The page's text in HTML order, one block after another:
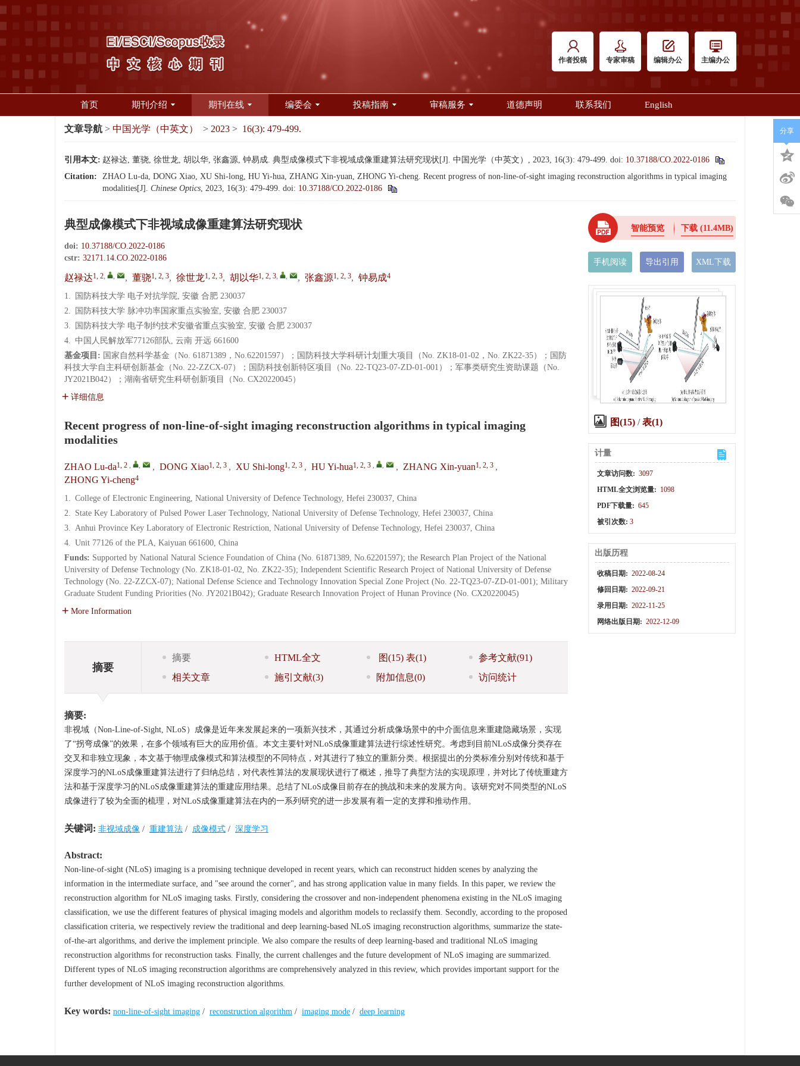
作者投稿 专家审稿 编辑办公 主编办公
首页 期刊介绍 期刊在线 编委会 投稿指南 审稿服务 道德声明 联系我们 English
文章导航 > 中国光学（中英文） > 2023 > 16(3): 479-499.
引用本文: 赵禄达, 董骁, 徐世龙, 胡以华, 张鑫源, 钟易成. 典型成像模式下非视域成像重建算法研究现状[J]. 中国光学（中英文）, 2023, 16(3): 479-499. doi: 10.37188/CO.2022-0186
Citation:
ZHAO Lu-da, DONG Xiao, XU Shi-long, HU Yi-hua, ZHANG Xin-yuan, ZHONG Yi-cheng. Recent progress of non-line-of-sight imaging reconstruction algorithms in typical imaging
modalities[J]. Chinese Optics, 2023, 16(3): 479-499. doi: 10.37188/CO.2022-0186
典型成像模式下非视域成像重建算法研究现状
doi: 10.37188/CO.2022-0186
cstr: 32171.14.CO.2022-0186
赵禄达1, 2, , , 董骁1, 2, 3, 徐世龙1, 2, 3, 胡以华1, 2, 3, , , 张鑫源1, 2, 3, 钟易成4
1.
国防科技大学 电子对抗学院, 安徽 合肥 230037
2.
国防科技大学 脉冲功率国家重点实验室, 安徽 合肥 230037
3.
国防科技大学 电子制约技术安徽省重点实验室, 安徽 合肥 230037
4. 中国人民解放军77126部队, 云南 开远 661600
基金项目: 国家自然科学基金（No. 61871389，No.62201597）；国防科技大学科研计划重大项目（No. ZK18-01-02，No. ZK22-35）；国防
科技大学自主科研创新基金（No. 22-ZZCX-07）；国防科技创新特区项目（No. 22-TQ23-07-ZD-01-001）；军事类研究生资助课题（No.
JY2021B042）；湖南省研究生科研创新项目（No. CX20220045）
详细信息
Recent progress of non-line-of-sight imaging reconstruction algorithms in typical imaging
modalities
ZHAO Lu-da1, 2 , , , DONG Xiao1, 2, 3 , XU Shi-long1, 2, 3 , HU Yi-hua1, 2, 3 , , , ZHANG Xin-yuan1, 2, 3 ,
ZHONG Yi-cheng4
1. College of Electronic Engineering, National University of Defence Technology, Hefei 230037, China
2. State Key Laboratory of Pulsed Power Laser Technology, National University of Defense Technology, Hefei 230037, China
3. Anhui Province Key Laboratory of Electronic Restriction, National University of Defense Technology, Hefei 230037, China
4. Unit 77126 of the PLA, Kaiyuan 661600, China
Funds: Supported by National Natural Science Foundation of China (No. 61871389, No.62201597); the Research Plan Project of the National
University of Defense Technology (No. ZK18-01-02, No. ZK22-35); Independent Scientific Research Project of National University of Defense
Technology (No. 22-ZZCX-07); National Defense Science and Technology Innovation Special Zone Project (No. 22-TQ23-07-ZD-01-001); Military
Graduate Student Funding Priorities (No. JY2021B042); Graduate Research Innovation Project of Hunan Province (No. CX20220045)
More Information
摘要
摘要 HTML全文 图(15) 表(1) 参考文献(91)
相关文章
施引文献(3) 附加信息(0) 访问统计
摘要:
非视域（Non-Line-of-Sight, NLoS）成像是近年来发展起来的一项新兴技术，其通过分析成像场景中的中介面信息来重建隐藏场景，实现
了“拐弯成像”的效果，在多个领域有巨大的应用价值。本文主要针对NLoS成像重建算法进行综述性研究。考虑到目前NLoS成像分类存在
交叉和非独立现象，本文基于物理成像模式和算法模型的不同特点，对其进行了独立的重新分类。根据提出的分类标准分别对传统和基于
深度学习的NLoS成像重建算法进行了归纳总结，对代表性算法的发展现状进行了概述，推导了典型方法的实现原理，并对比了传统重建方
法和基于深度学习的NLoS成像重建算法的重建应用结果。总结了NLoS成像目前存在的挑战和未来的发展方向。该研究对不同类型的NLoS
成像进行了较为全面的梳理，对NLoS成像重建算法在内的一系列研究的进一步发展有着一定的支撑和推动作用。
关键词: 非视域成像 / 重建算法 / 成像模式 / 深度学习
Abstract:
Non-line-of-sight (NLoS) imaging is a promising technique developed in recent years, which can reconstruct hidden scenes by analyzing the
information in the intermediate surface, and "see around the corner", and has strong application value in many fields. In this paper, we review the
reconstruction algorithm for NLoS imaging tasks. Firstly, considering the crossover and non-independent phenomena existing in the NLoS imaging
classification, we use the different features of physical imaging models and algorithm models to reclassify them. Secondly, according to the proposed
classification criteria, we respectively review the traditional and deep learning-based NLoS imaging reconstruction algorithms, summarize the state-
of-the-art algorithms, and derive the implement principle. We also compare the results of deep learning-based and traditional NLoS imaging
reconstruction algorithms for reconstruction tasks. Finally, the current challenges and the future development of NLoS imaging are summarized.
Different types of NLoS imaging reconstruction algorithms are comprehensively analyzed in this review, which provides important support for the
further development of NLoS imaging reconstruction algorithms.
Key words: non-line-of-sight imaging / reconstruction algorithm / imaging mode / deep learning
智能预览 下载 (11.4MB)
手机阅读 导出引用 XML下载
图(15)/表(1)
计量
文章访问数: 3097
HTML全文浏览量: 1098
PDF下载量: 645
被引次数: 3
出版历程
收稿日期: 2022-08-24
修回日期: 2022-09-21
录用日期: 2022-11-25
网络出版日期: 2022-12-09
分享